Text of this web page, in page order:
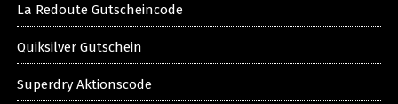
La Redoute Gutscheincode
Quiksilver Gutschein
Superdry Aktionscode